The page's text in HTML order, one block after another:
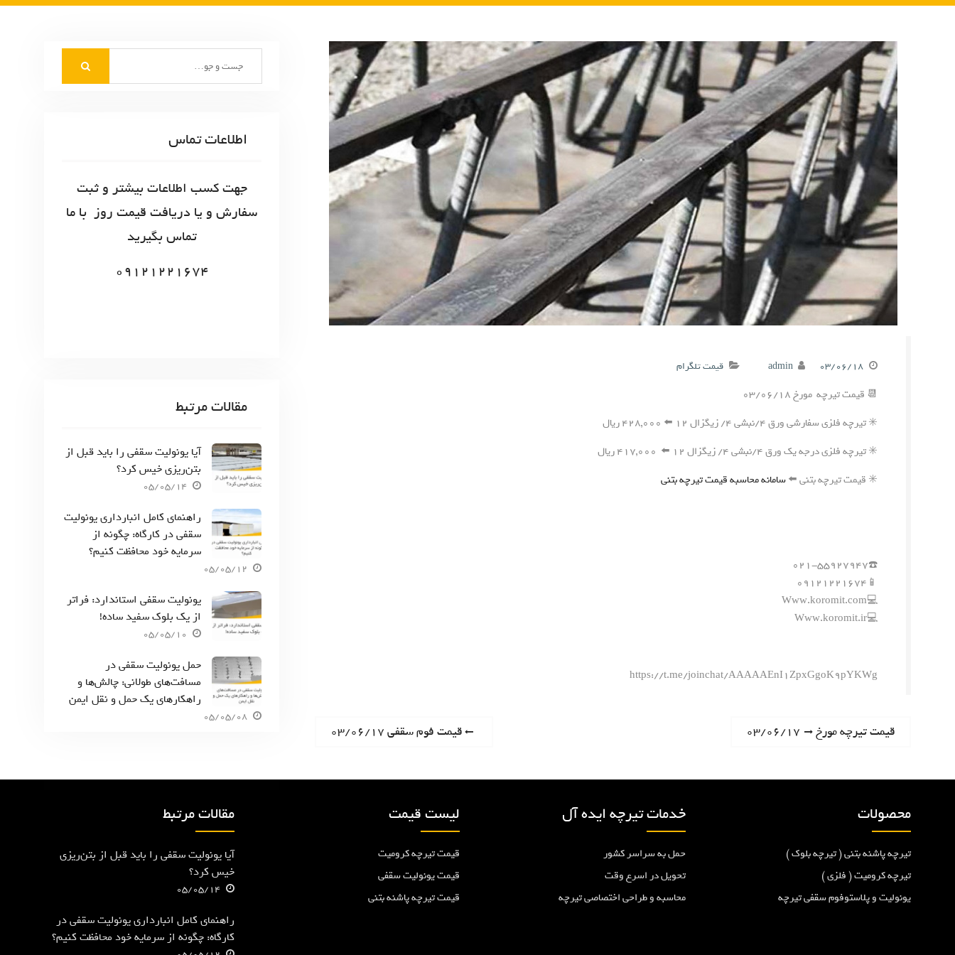
۰۳/۰۶/۱۸ admin قیمت تلگرام
📆 قیمت تیرچه مورخ ۰۳/۰۶/۱۸
✳️ تیرچه فلزی سفارشی ورق ۴/نبشی ۴/ زیگزال ۱۲ ⬅️ ۴۲۸,۰۰۰ ریال
✳️ تیرچه فلزی درجه یک ورق ۴/نبشی ۴/ زیگزال ۱۲ ⬅️ ۴۱۷,۰۰۰ ریال
✳️ قیمت تیرچه بتنی ⬅️سامانه محاسبه قیمت تیرچه بتنی
☎️۰۲۱-۵۵۹۲۷۹۴۷
📱۰۹۱۲۱۲۲۱۶۷۴
💻Www.koromit.com
💻Www.koromit.ir
https://t.me/joinchat/AAAAAEnI1ZpxGgoK9pYKWg
ه
ب
ر
P
v
o
u
s
p
o
قیمت فوم سقفی ۰۳/۰۶/۱۷
N
t
o
s
t
:
قیمت تیرچه مورخ ۰۳/۰۶/۱۷
اطلاعات تماس
جهت کسب اطلاعات بیشتر و ثبت
سفارش و یا دریافت قیمت روز با ما
تماس بگیرید
09121221674
مقالات مرتبط
آیا یونولیت سقفی را باید قبل از
بتن‌ریزی خیس کرد؟
05/05/14
راهنمای کامل انبارداری یونولیت
سقفی در کارگاه: چگونه از
سرمایه خود محافظت کنیم؟
05/05/12
یونولیت سقفی استاندارد: فراتر
از یک بلوک سفید ساده!
05/05/10
حمل یونولیت سقفی در
مسافت‌های طولانی: چالش‌ها و
راهکارهای یک حمل و نقل ایمن
05/05/08
مقالات مرتبط
آیا یونولیت سقفی را باید قبل از بتن‌ریزی
خیس کرد؟
05/05/14
راهنمای کامل انبارداری یونولیت سقفی در
کارگاه: چگونه از سرمایه خود محافظت کنیم؟
لیست قیمت
قیمت تیرچه کرومیت
قیمت یونولیت سقفی
قیمت تیرچه پاشنه بتنی
خدمات تیرچه ایده آل
حمل به سراسر کشور
تحویل در اسرع وقت
محاسبه و طراحی اختصاصی تیرچه
محصولات
تیرچه پاشنه بتنی ( تیرچه بلوک )
تیرچه کرومیت ( فلزی )
یونولیت و پلاستوفوم سقفی تیرچه